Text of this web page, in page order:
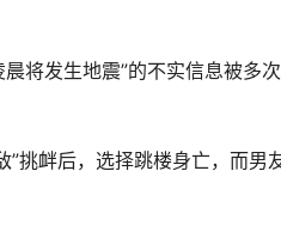
将发生地震”的不实信息被多
挑衅后，选择跳楼身亡，而男